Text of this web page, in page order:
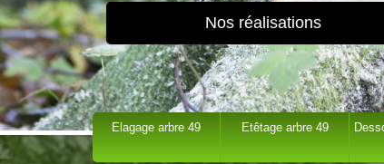
Nos réalisations
Elagage arbre 49 Etêtage arbre 49